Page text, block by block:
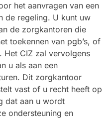
het aanvragen van een
de regeling. U kunt uw
de zorgkantoren die
toekennen van pgb’s, of
Het CIZ zal vervolgens
u als aan een
Dit zorgkantoor
vast of u recht heeft op
dat aan u wordt
ondersteuning en